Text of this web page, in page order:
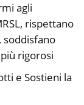
agli
rispettano
soddisfano
rigorosi
e Sostieni la